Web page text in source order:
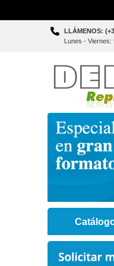
Skip
LLÁMENOS:
Lunes - Viernes: